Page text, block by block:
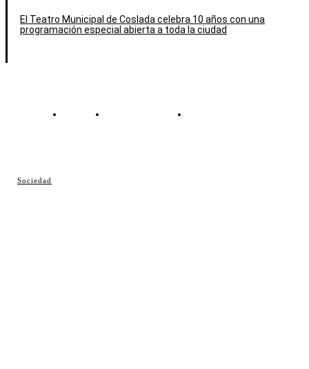
Sociedad
El Teatro Municipal de Coslada celebra 10 años con una
programación especial abierta a toda la ciudad
Contacto Política de cookies